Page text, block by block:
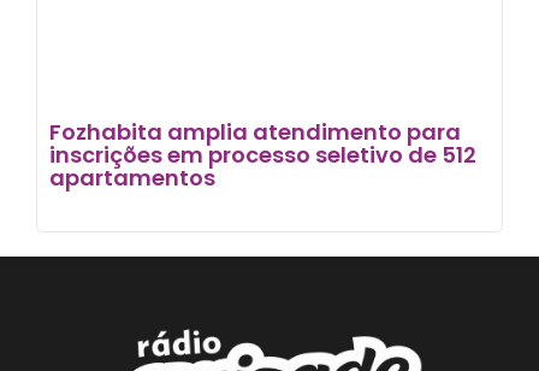
Fozhabita amplia atendimento para
inscrições em processo seletivo de 512
apartamentos